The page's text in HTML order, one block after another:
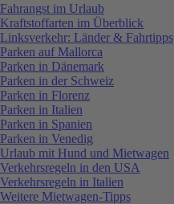
Fahrangst im Urlaub
Kraftstoffarten im Überblick
Linksverkehr: Länder & Fahrtipps
Parken auf Mallorca
Parken in Dänemark
Parken in der Schweiz
Parken in Florenz
Parken in Italien
Parken in Spanien
Parken in Venedig
Urlaub mit Hund und Mietwagen
Verkehrsregeln in den USA
Verkehrsregeln in Italien
Weitere Mietwagen-Tipps